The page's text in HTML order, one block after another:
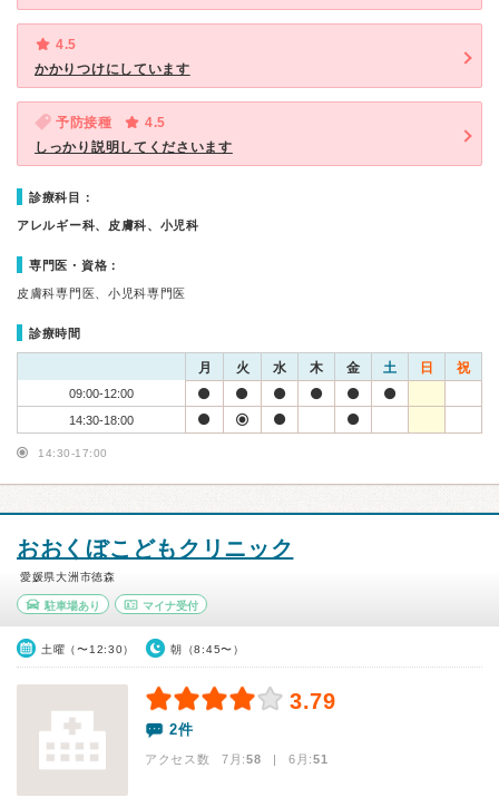
4.5
かかりつけにしています
予防接種
4.5
しっかり説明してくださいます
診療科目：
アレルギー科、皮膚科、小児科
専門医・資格：
皮膚科専門医、小児科専門医
診療時間
月 火 水 木 金 土 日 祝
09:00-12:00
14:30-18:00
14:30-17:00
おおくぼこどもクリニック
愛媛県大洲市徳森
駐車場あり マイナ受付
土曜（〜12:30） 朝（8:45〜）
3.79
2件
アクセス数 7月:58 | 6月:51